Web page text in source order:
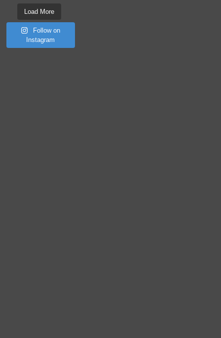
Load More
Follow on
Instagram